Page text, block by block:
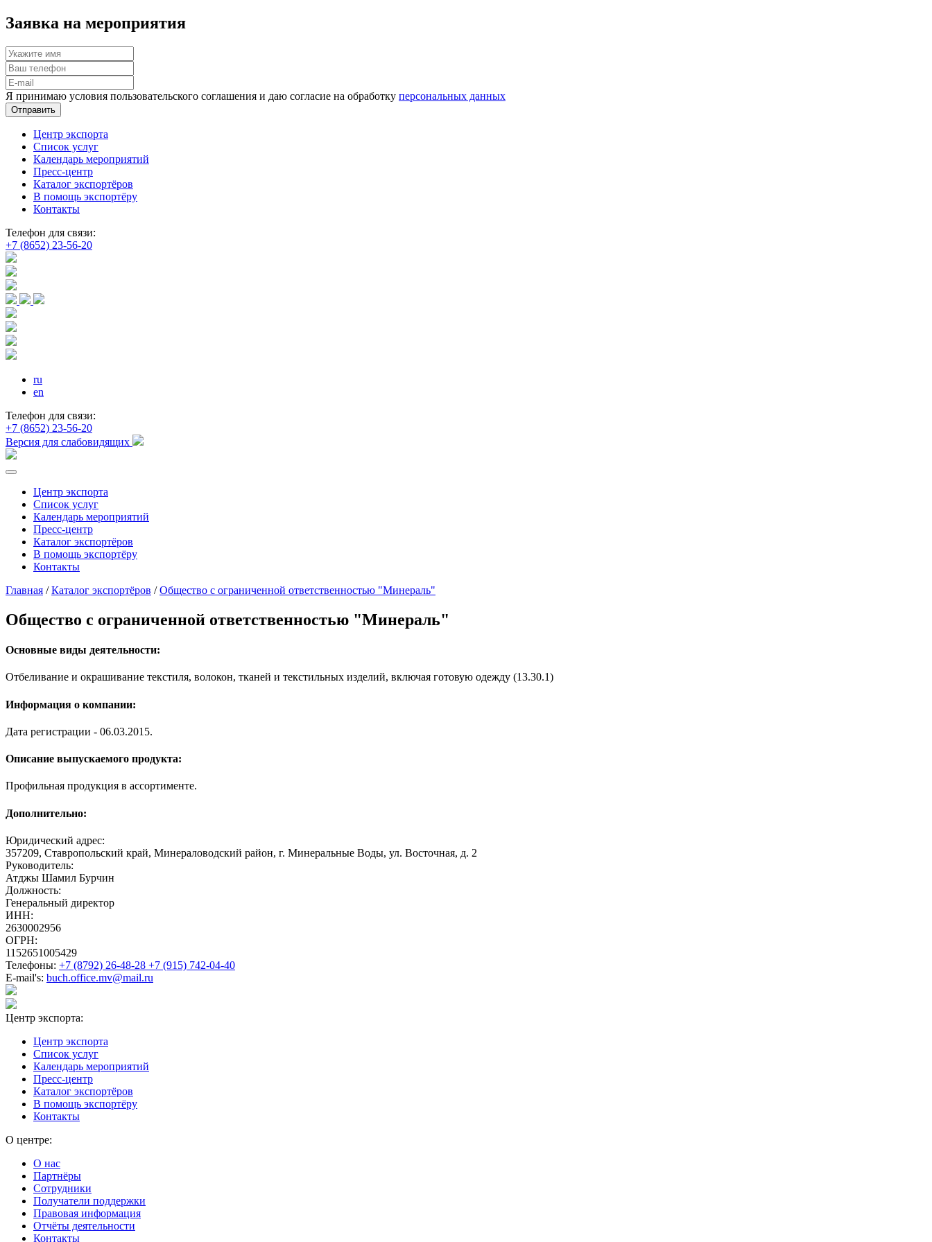
Заявка на мероприятия
Я принимаю условия пользовательского соглашения и даю согласие на обработку персональных данных
Отправить
Центр экспорта
Список услуг
Календарь мероприятий
Пресс-центр
Каталог экспортёров
В помощь экспортёру
Контакты
Телефон для связи:
+7 (8652) 23-56-20
ru
en
Телефон для связи:
+7 (8652) 23-56-20
Версия для слабовидящих
Центр экспорта
Список услуг
Календарь мероприятий
Пресс-центр
Каталог экспортёров
В помощь экспортёру
Контакты
Главная /Каталог экспортёров /Общество с ограниченной ответственностью "Минераль"
Общество с ограниченной ответственностью "Минераль"
Основные виды деятельности:
Отбеливание и окрашивание текстиля, волокон, тканей и текстильных изделий, включая готовую одежду (13.30.1)
Информация о компании:
Дата регистрации - 06.03.2015.
Описание выпускаемого продукта:
Профильная продукция в ассортименте.
Дополнительно:
Юридический адрес:
357209, Ставропольский край, Минераловодский район, г. Минеральные Воды, ул. Восточная, д. 2
Руководитель:
Атджы Шамил Бурчин
Должность:
Генеральный директор
ИНН:
2630002956
ОГРН:
1152651005429
Телефоны: +7 (8792) 26-48-28 +7 (915) 742-04-40
E-mail's: buch.office.mv@mail.ru
Центр экспорта:
Центр экспорта
Список услуг
Календарь мероприятий
Пресс-центр
Каталог экспортёров
В помощь экспортёру
Контакты
О центре:
О нас
Партнёры
Сотрудники
Получатели поддержки
Правовая информация
Отчёты деятельности
Контакты